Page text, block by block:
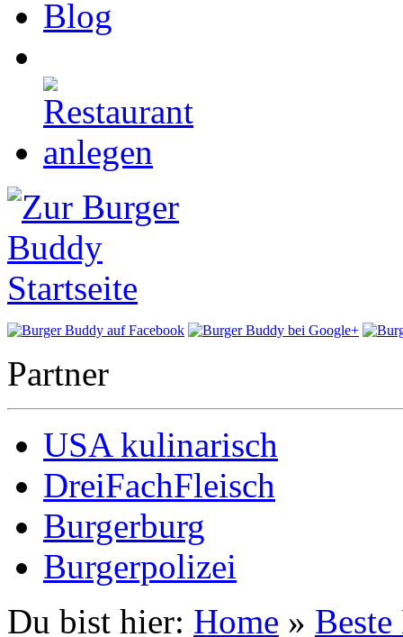
Partner
USA kulinarisch
DreiFachFleisch
Burgerburg
Burgerpolizei
Du bist hier: Home »